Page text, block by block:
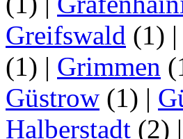
Greifswald (1) |
(1) | Grimmen
Güstrow (1) |
Halberstadt (2) |